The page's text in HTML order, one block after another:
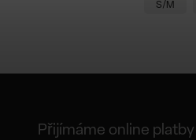
S/M
Přijímáme online platby